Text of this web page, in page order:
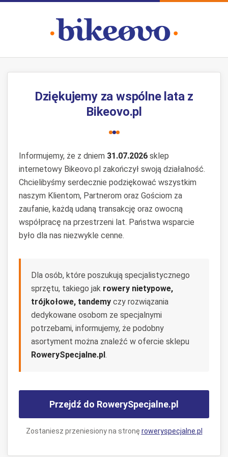
Dziękujemy za wspólne lata z
Bikeovo.pl
Informujemy, że z dniem 31.07.2026 sklep
internetowy Bikeovo.pl zakończył swoją działalność.
Chcielibyśmy serdecznie podziękować wszystkim
naszym Klientom, Partnerom oraz Gościom za
zaufanie, każdą udaną transakcję oraz owocną
współpracę na przestrzeni lat. Państwa wsparcie
było dla nas niezwykle cenne.
Dla osób, które poszukują specjalistycznego
sprzętu, takiego jak rowery nietypowe,
trójkołowe, tandemy czy rozwiązania
dedykowane osobom ze specjalnymi
potrzebami, informujemy, że podobny
asortyment można znaleźć w ofercie sklepu
RowerySpecjalne.pl.
Przejdź do RowerySpecjalne.pl
Zostaniesz przeniesiony na stronę roweryspecjalne.pl